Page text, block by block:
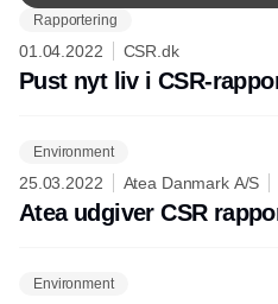
Rapportering
01.04.2022 CSR.dk
Pust nyt liv i CSR-
Environment
25.03.2022 Atea Danmark A/S
Atea udgiver CSR
Environment